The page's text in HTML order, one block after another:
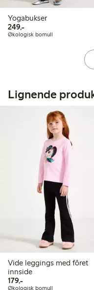
Yogabukser
249,-249,00 kr
Økologisk bomull
Lignende
Vide leggings med fôret
innside
179,-179,00 kr
Økologisk bomull